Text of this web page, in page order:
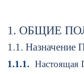
1. ОБЩИЕ
1.1. Назначение
1.1.1. Настоящая